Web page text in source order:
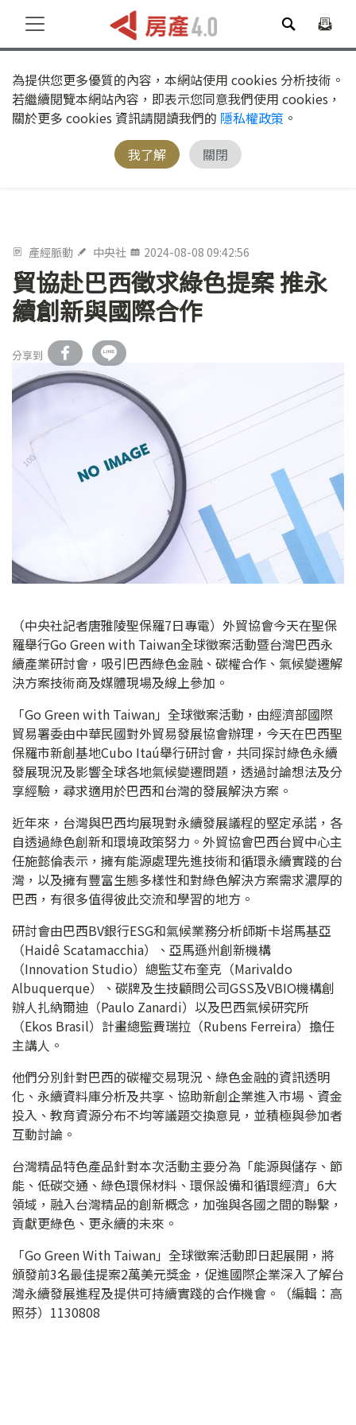
為提供您更多優質的內容，本網站使用 cookies 分析技術。
若繼續閱覽本網站內容，即表示您同意我們使用 cookies，
關於更多 cookies 資訊請閱讀我們的 隱私權政策 。
我了解
關閉
產經脈動 中央社 2024-08-08 09:42:56
貿協赴巴西徵求綠色提案 推永
續創新與國際合作
分享到
（中央社記者唐雅陵聖保羅7日專電）外貿協會今天在聖保
羅舉行Go Green with Taiwan全球徵案活動暨台灣巴西永
續產業研討會，吸引巴西綠色金融、碳權合作、氣候變遷解
決方案技術商及媒體現場及線上參加。
「Go Green with Taiwan」全球徵案活動，由經濟部國際
貿易署委由中華民國對外貿易發展協會辦理，今天在巴西聖
保羅市新創基地Cubo Itaú舉行研討會，共同探討綠色永續
發展現況及影響全球各地氣候變遷問題，透過討論想法及分
享經驗，尋求適用於巴西和台灣的發展解決方案。
近年來，台灣與巴西均展現對永續發展議程的堅定承諾，各
自透過綠色創新和環境政策努力。外貿協會巴西台貿中心主
任施懿倫表示，擁有能源處理先進技術和循環永續實踐的台
灣，以及擁有豐富生態多樣性和對綠色解決方案需求濃厚的
巴西，有很多值得彼此交流和學習的地方。
研討會由巴西BV銀行ESG和氣候業務分析師斯卡塔馬基亞
（Haidê Scatamacchia）、亞馬遜州創新機構
（Innovation Studio）總監艾布奎克（Marivaldo
Albuquerque）、碳牌及生技顧問公司GSS及VBIO機構創
辦人扎納爾迪（Paulo Zanardi）以及巴西氣候研究所
（Ekos Brasil）計畫總監費瑞拉（Rubens Ferreira）擔任
主講人。
他們分別針對巴西的碳權交易現況、綠色金融的資訊透明
化、永續資料庫分析及共享、協助新創企業進入市場、資金
投入、教育資源分布不均等議題交換意見，並積極與參加者
互動討論。
台灣精品特色產品針對本次活動主要分為「能源與儲存、節
能、低碳交通、綠色環保材料、環保設備和循環經濟」6大
領域，融入台灣精品的創新概念，加強與各國之間的聯繫，
貢獻更綠色、更永續的未來。
「Go Green With Taiwan」全球徵案活動即日起展開，將
頒發前3名最佳提案2萬美元獎金，促進國際企業深入了解台
灣永續發展進程及提供可持續實踐的合作機會。（編輯：高
照芬）1130808